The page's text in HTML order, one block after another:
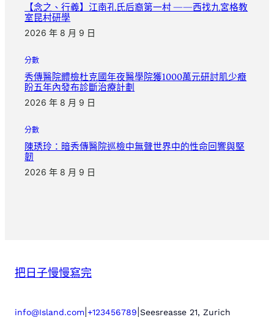
【念之、行義】江南孔氏后裔第一村 ——西找九宮格教
室昆村研學
2026 年 8 月 9 日
分數
秀傳醫院體檢杜克國年夜醫學院獲1000萬元研討肌少癥
盼五年內發布診斷治療計劃
2026 年 8 月 9 日
分數
陳琇玲：暗秀傳醫院巡檢中無聲世界中的性命回響與堅
韌
2026 年 8 月 9 日
把日子慢慢寫完
info@Island.com +123456789 Seesreasse 21, Zurich